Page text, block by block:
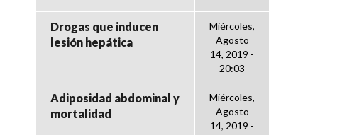
Drogas que inducen
lesión hepática
Miércoles,
Agosto
14, 2019 -
20:03
Adiposidad abdominal y
mortalidad
Miércoles,
Agosto
14, 2019 -